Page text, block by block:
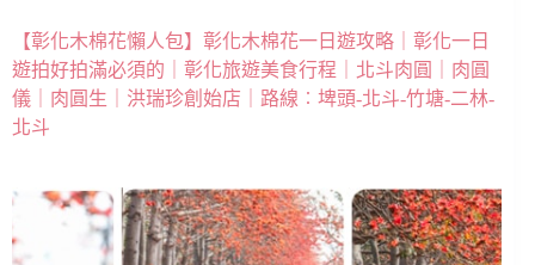
【彰化木棉花懶人包】彰化木棉花一日遊攻略｜彰化一日
遊拍好拍滿必須的｜彰化旅遊美食行程｜北斗肉圓｜肉圓
儀｜肉圓生｜洪瑞珍創始店｜路線︰埤頭-北斗-竹塘-二林-
北斗